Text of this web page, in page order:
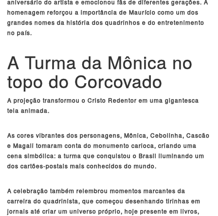
aniversário do artista e emocionou fãs de diferentes gerações. A
homenagem reforçou a importância de Maurício como um dos
grandes nomes da história dos quadrinhos e do entretenimento
no país.
A Turma da Mônica no
topo do Corcovado
A projeção transformou o Cristo Redentor em uma gigantesca
tela animada.
As cores vibrantes dos personagens, Mônica, Cebolinha, Cascão
e Magali tomaram conta do monumento carioca, criando uma
cena simbólica: a turma que conquistou o Brasil iluminando um
dos cartões-postais mais conhecidos do mundo.
A celebração também relembrou momentos marcantes da
carreira do quadrinista, que começou desenhando tirinhas em
jornais até criar um universo próprio, hoje presente em livros,